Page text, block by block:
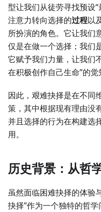
型让我们从徒劳寻找预设
注意力转向选择的过程以
所扮演的角色。它让我们
仅是在做一个选择；我们
它赋予我们力量，让我们
在积极创作自己生命”的觉
因此，艰难抉择是在不同
策，其中根据现有理由没
并且选择的行为在构建选
用。
历史背景：从哲
虽然面临困难抉择的体验
抉择”作为一个独特的哲